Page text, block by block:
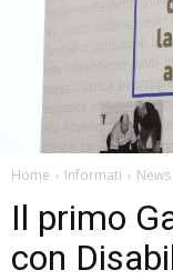
Home Informati
Il primo
con